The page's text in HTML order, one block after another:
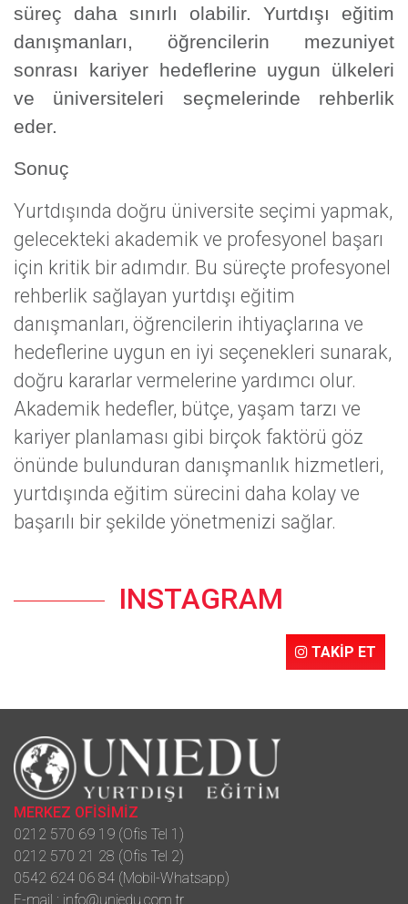
süreç daha sınırlı olabilir. Yurtdışı eğitim
danışmanları, öğrencilerin mezuniyet
sonrası kariyer hedeflerine uygun ülkeleri
ve üniversiteleri seçmelerinde rehberlik
eder.
Sonuç
Yurtdışında doğru üniversite seçimi yapmak,
gelecekteki akademik ve profesyonel başarı
için kritik bir adımdır. Bu süreçte profesyonel
rehberlik sağlayan yurtdışı eğitim
danışmanları, öğrencilerin ihtiyaçlarına ve
hedeflerine uygun en iyi seçenekleri sunarak,
doğru kararlar vermelerine yardımcı olur.
Akademik hedefler, bütçe, yaşam tarzı ve
kariyer planlaması gibi birçok faktörü göz
önünde bulunduran danışmanlık hizmetleri,
yurtdışında eğitim sürecini daha kolay ve
başarılı bir şekilde yönetmenizi sağlar.
INSTAGRAM
TAKİP ET
MERKEZ OFİSİMİZ
0212 570 69 19 (Ofis Tel 1)
0212 570 21 28 (Ofis Tel 2)
0542 624 06 84 (Mobil-Whatsapp)
E-mail : info@uniedu.com.tr